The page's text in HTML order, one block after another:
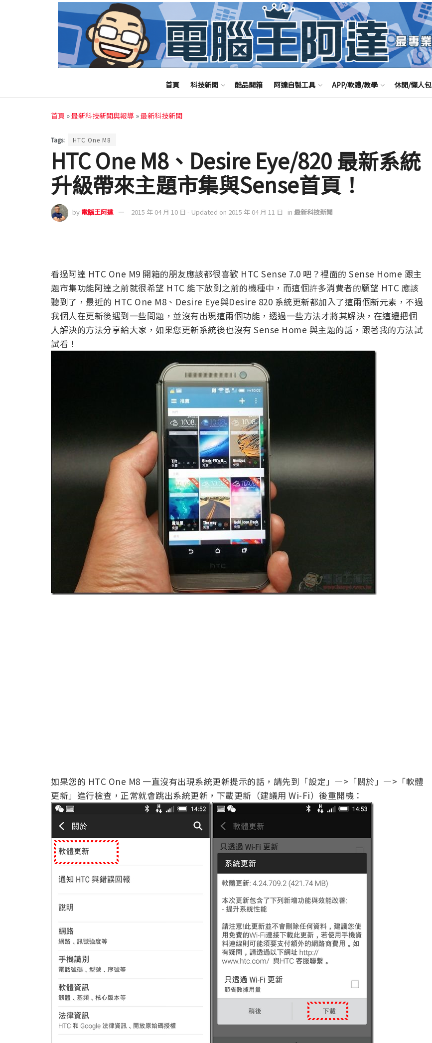
首頁 科技新聞 酷品開箱 阿達自製工具 APP/軟體/教學 休閒/懶人包
首頁 »最新科技新聞與報導 »最新科技新聞
Tags: HTC One M8
HTC One M8、Desire Eye/820 最新系統
升級帶來主題市集與Sense首頁！
by 電腦王阿達 2015 年 04 月 10 日 - Updated on 2015 年 04 月 11 日 in 最新科技新聞
看過阿達 HTC One M9 開箱的朋友應該都很喜歡 HTC Sense 7.0 吧？裡面的 Sense Home 跟主
題市集功能阿達之前就很希望 HTC 能下放到之前的機種中，而這個許多消費者的願望 HTC 應該
聽到了，最近的 HTC One M8、Desire Eye與Desire 820 系統更新都加入了這兩個新元素，不過
我個人在更新後遇到一些問題，並沒有出現這兩個功能，透過一些方法才將其解決，在這邊把個
人解決的方法分享給大家，如果您更新系統後也沒有 Sense Home 與主題的話，跟著我的方法試
試看！
如果您的 HTC One M8 一直沒有出現系統更新提示的話，請先到「設定」—>「關於」—>「軟體
更新」進行檢查，正常就會跳出系統更新，下載更新（建議用 Wi-Fi）後重開機：